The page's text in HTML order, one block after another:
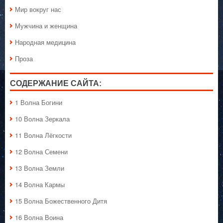
Мир вокруг нас
Мужчина и женщина
Народная медицина
Проза
СОДЕРЖАНИЕ САЙТА:
1 Волна Богини
10 Волна Зеркала
11 Волна Лёгкости
12 Волна Семени
13 Волна Земли
14 Волна Кармы
15 Волна Божественного Дитя
16 Волна Воина